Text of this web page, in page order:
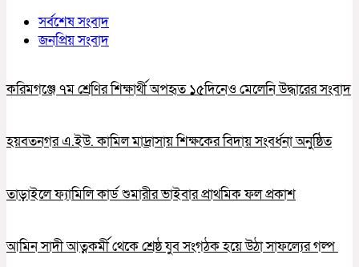
সর্বশেষ সংবাদ
জনপ্রিয় সংবাদ
করিমগঞ্জে ৭ম শ্রেণির শিক্ষার্থী অপহৃত ১৫দিনেও মেলেনি উদ্ধারের সংবাদ
হয়বতনগর এ.ইউ. কামিল মাদ্রাসায় শিক্ষকের বিদায় সংবর্ধনা অনুষ্ঠিত
তাড়াইলে ফ্যামিলি কার্ড শুমারীর ভাইবার প্রাথমিক ফল প্রকাশ
আমিন সাদী আত্নকর্মী থেকে শ্রেষ্ঠ যুব সংগঠক হয়ে উঠা সাফল্যের গল্প